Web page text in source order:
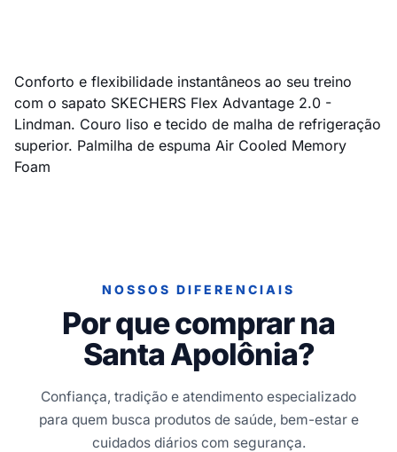
Conforto e flexibilidade instantâneos ao seu treino
com o sapato SKECHERS Flex Advantage 2.0 -
Lindman. Couro liso e tecido de malha de refrigeração
superior. Palmilha de espuma Air Cooled Memory
Foam
NOSSOS DIFERENCIAIS
Por que comprar na
Santa Apolônia?
Confiança, tradição e atendimento especializado
para quem busca produtos de saúde, bem-estar e
cuidados diários com segurança.